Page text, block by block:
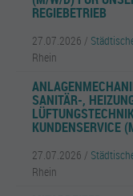
REGIEBETRIEB
27.07.2026 /
Rhein
SANITÄR-,
KUNDENSERVICE
27.07.2026 /
Rhein